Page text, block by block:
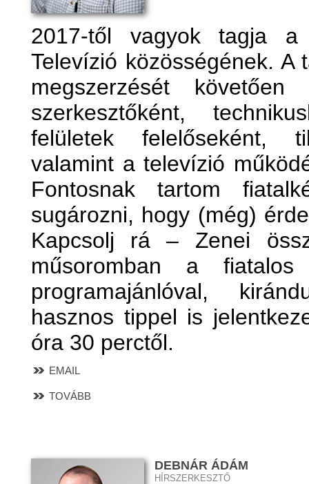
2017-től vagyok tagja
Televízió közösségének. A
megszerzését
szerkesztőként,
felületek felelőseként,
valamint a televízió
Fontosnak tartom
sugározni, hogy (még)
Kapcsolj rá – Zenei
műsoromban a
programajánlóval,
hasznos tippel is
óra 30 perctől.
EMAIL
TOVÁBB
DEBNÁR ÁDÁM
HÍRSZERKESZTŐ